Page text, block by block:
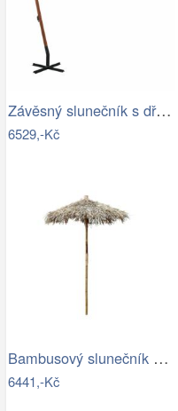
Závěsný slunečník s dřevěnou tyčí Ø 350…
6529,-Kč
Bambusový slunečník se střechou z listů…
6441,-Kč